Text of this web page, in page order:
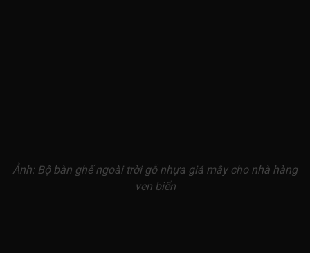
Ảnh: Bộ bàn ghế ngoài trời gỗ nhựa giả mây cho nhà hàng
ven biển